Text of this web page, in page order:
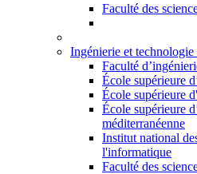
Faculté des
Ingénierie et technologie
Faculté
École supérieure
École supérieure
École supérieure
méditerranéenne
Institut national
l'informatique
Faculté des